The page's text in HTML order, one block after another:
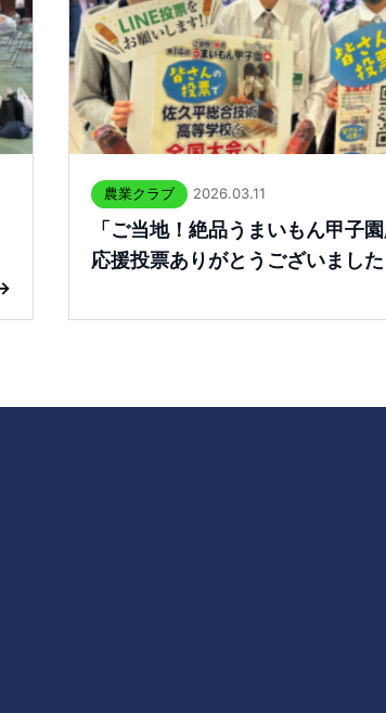
農業クラブ 2026.03.11
「ご当地！絶品うまいもん甲子園
応援投票ありがとうございました